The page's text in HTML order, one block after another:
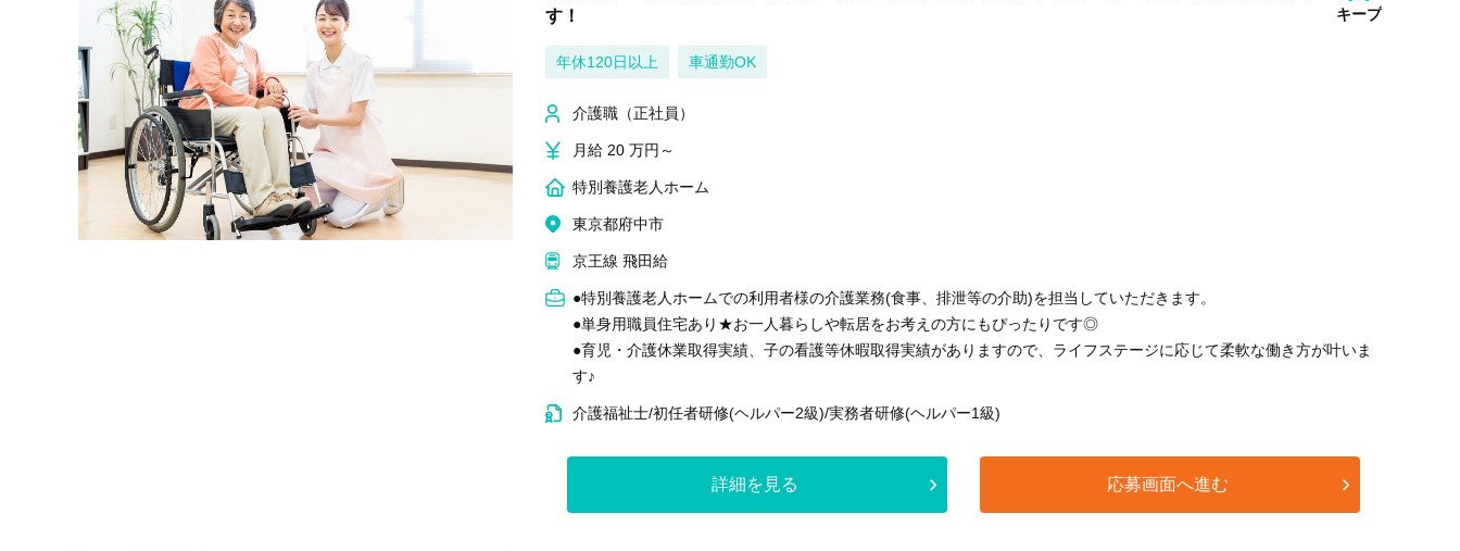
す！
キープ
年休120日以上 車通勤OK
介護職（正社員）
月給 20 万円～
特別養護老人ホーム
東京都府中市
京王線 飛田給
●特別養護老人ホームでの利用者様の介護業務(食事、排泄等の介助)を担当していただきます。
●単身用職員住宅あり★お一人暮らしや転居をお考えの方にもぴったりです◎
●育児・介護休業取得実績、子の看護等休暇取得実績がありますので、ライフステージに応じて柔軟な働き方が叶いま
す♪
介護福祉士/初任者研修(ヘルパー2級)/実務者研修(ヘルパー1級)
詳細を見る 応募画面へ進む